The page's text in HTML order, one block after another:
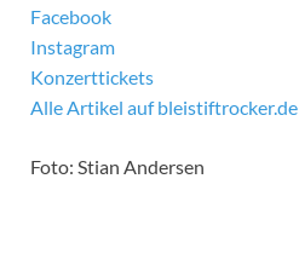
Facebook
Instagram
Konzerttickets
Alle Artikel auf bleistiftrocker.de
Foto: Stian Andersen